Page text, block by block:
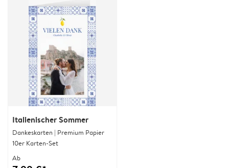
Italienischer Sommer
Dankeskarten | Premium Papier
10er Karten-Set
Ab